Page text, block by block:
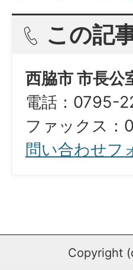
この記
西脇市 市長公
電話：0795-
ファックス：
問い合わせフ
Copyright